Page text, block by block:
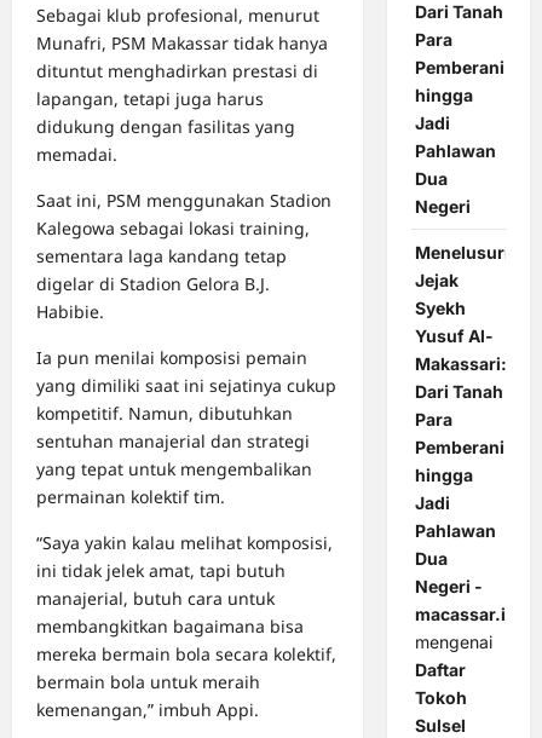
Sebagai klub profesional, menurut
Munafri, PSM Makassar tidak hanya
dituntut menghadirkan prestasi di
lapangan, tetapi juga harus
didukung dengan fasilitas yang
memadai.
Saat ini, PSM menggunakan Stadion
Kalegowa sebagai lokasi training,
sementara laga kandang tetap
digelar di Stadion Gelora B.J.
Habibie.
Ia pun menilai komposisi pemain
yang dimiliki saat ini sejatinya cukup
kompetitif. Namun, dibutuhkan
sentuhan manajerial dan strategi
yang tepat untuk mengembalikan
permainan kolektif tim.
“Saya yakin kalau melihat komposisi,
ini tidak jelek amat, tapi butuh
manajerial, butuh cara untuk
membangkitkan bagaimana bisa
mereka bermain bola secara kolektif,
bermain bola untuk meraih
kemenangan,” imbuh Appi.
Dari Tanah
Para
Pemberani
hingga
Jadi
Pahlawan
Dua
Negeri
Menelusuri
Jejak
Syekh
Yusuf Al-
Makassari:
Dari Tanah
Para
Pemberani
hingga
Jadi
Pahlawan
Dua
Negeri -
macassar.id
mengenai
Daftar
Tokoh
Sulsel